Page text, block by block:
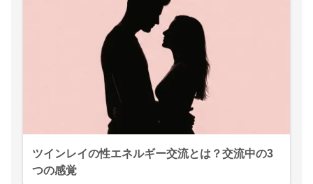
ツインレイの性エネルギー交流とは？交流中の3
つの感覚